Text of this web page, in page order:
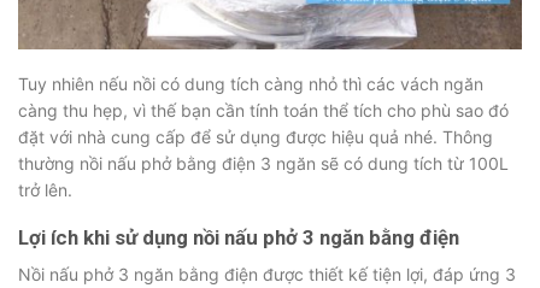
Tuy nhiên nếu nồi có dung tích càng nhỏ thì các vách ngăn
càng thu hẹp, vì thế bạn cần tính toán thể tích cho phù sao đó
đặt với nhà cung cấp để sử dụng được hiệu quả nhé. Thông
thường nồi nấu phở bằng điện 3 ngăn sẽ có dung tích từ 100L
trở lên.
Lợi ích khi sử dụng nồi nấu phở 3 ngăn bằng điện
Nồi nấu phở 3 ngăn bằng điện được thiết kế tiện lợi, đáp ứng 3